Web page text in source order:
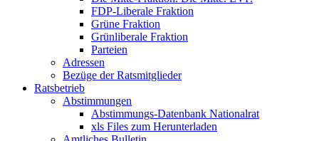
FDP-Liberale Fraktion
Grüne Fraktion
Grünliberale Fraktion
Parteien
Adressen
Bezüge der Ratsmitglieder
Ratsbetrieb
Abstimmungen
Abstimmungs-Datenbank Nationalrat
xls Files zum Herunterladen